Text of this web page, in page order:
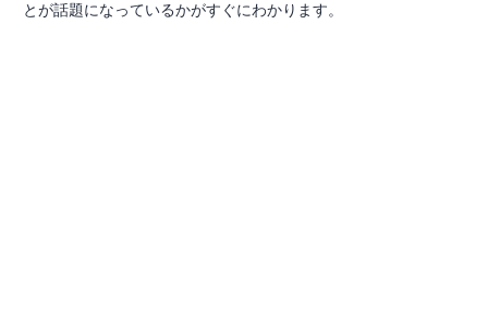
とが話題になっているかがすぐにわかります。